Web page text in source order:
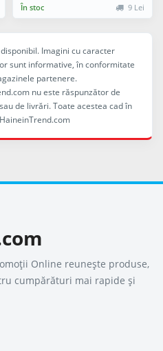
În stoc 9 Lei
Imagini cu caracter
sunt informative, în conformitate
partenere.
nu este răspunzător de
de livrări. Toate acestea cad în
Online reunește produse,
cumpărături mai rapide și